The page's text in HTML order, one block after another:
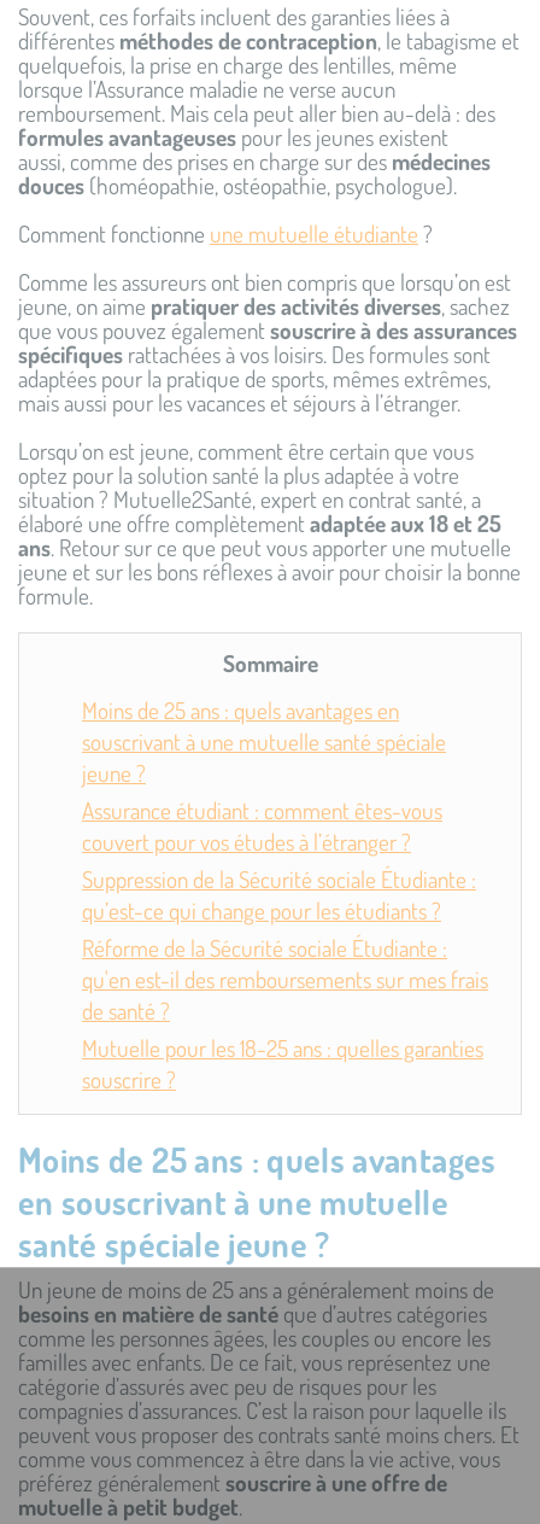
Souvent, ces forfaits incluent des garanties liées à
différentes méthodes de contraception, le tabagisme et
quelquefois, la prise en charge des lentilles, même
lorsque l’Assurance maladie ne verse aucun
remboursement. Mais cela peut aller bien au-delà : des
formules avantageuses pour les jeunes existent
aussi, comme des prises en charge sur des médecines
douces (homéopathie, ostéopathie, psychologue).
Comment fonctionne une mutuelle étudiante ?
Comme les assureurs ont bien compris que lorsqu’on est
jeune, on aime pratiquer des activités diverses, sachez
que vous pouvez égalementsouscrire à des assurances
spécifiques rattachées à vos loisirs. Des formules sont
adaptées pour la pratique de sports, mêmes extrêmes,
mais aussi pour les vacances et séjours à l’étranger.
Lorsqu’on est jeune, comment être certain que vous
optez pour la solution santé la plus adaptée à votre
situation ? Mutuelle2Santé, expert en contrat santé, a
élaboré une offre complètementadaptée aux 18 et 25
ans. Retour sur ce que peut vous apporter une mutuelle
jeune et sur les bons réflexes à avoir pour choisir la bonne
formule.
Sommaire
Moins de 25 ans : quels avantages en
souscrivant à une mutuelle santé spéciale
jeune ?
Assurance étudiant : comment êtes-vous
couvert pour vos études à l’étranger ?
Suppression de la Sécurité sociale Étudiante :
qu’est-ce qui change pour les étudiants ?
Réforme de la Sécurité sociale Étudiante :
qu'en est-il des remboursements sur mes frais
de santé ?
Mutuelle pour les 18-25 ans : quelles garanties
souscrire ?
Moins de 25 ans : quels avantages
en souscrivant à une mutuelle
santé spéciale jeune ?
Un jeune de moins de 25 ans a généralement moins de
besoins en matière de santé que d’autres catégories
comme les personnes âgées, les couples ou encore les
familles avec enfants. De ce fait, vous représentez une
catégorie d’assurés avec peu de risques pour les
compagnies d’assurances. C’est la raison pour laquelle ils
peuvent vous proposer des contrats santé moins chers. Et
comme vous commencez à être dans la vie active, vous
préférez généralement souscrire à une offre de
mutuelle à petit budget.